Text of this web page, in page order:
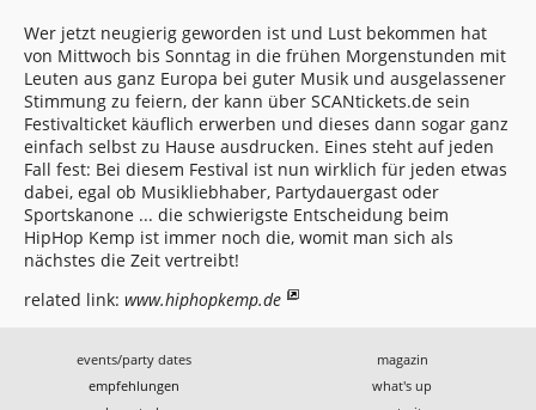
Wer jetzt neugierig geworden ist und Lust bekommen hat
von Mittwoch bis Sonntag in die frühen Morgenstunden mit
Leuten aus ganz Europa bei guter Musik und ausgelassener
Stimmung zu feiern, der kann über SCANtickets.de sein
Festivalticket käuflich erwerben und dieses dann sogar ganz
einfach selbst zu Hause ausdrucken. Eines steht auf jeden
Fall fest: Bei diesem Festival ist nun wirklich für jeden etwas
dabei, egal ob Musikliebhaber, Partydauergast oder
Sportskanone ... die schwierigste Entscheidung beim
HipHop Kemp ist immer noch die, womit man sich als
nächstes die Zeit vertreibt!
related link: www.hiphopkemp.de
events/party dates
empfehlungen
magazin
what's up